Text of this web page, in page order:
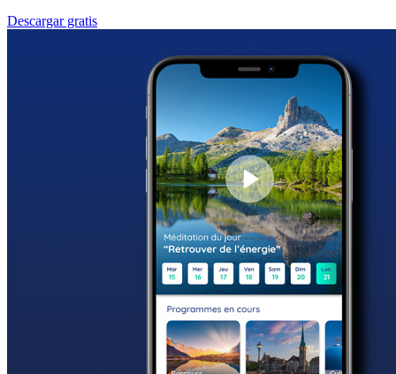
Descargar gratis